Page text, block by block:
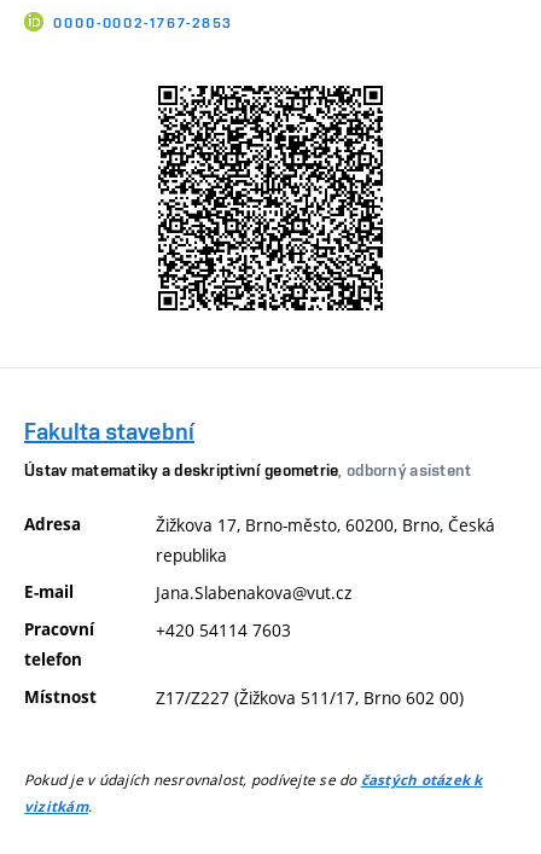
0000-0002-1767-2853
Fakulta stavební
Ústav matematiky a deskriptivní geometrie, odborný asistent
Adresa
Žižkova 17, Brno-město, 60200, Brno, Česká
republika
E-mail Jana.Slabenakova@vut.cz
Pracovní
telefon
+420 54114 7603
Místnost Z17/Z227 (Žižkova 511/17, Brno 602 00)
Pokud je v údajích nesrovnalost, podívejte se do častých otázek k
vizitkám.